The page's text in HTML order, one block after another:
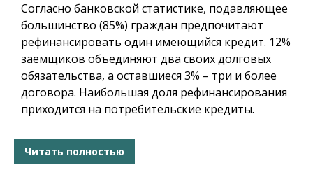
Согласно банковской статистике, подавляющее
большинство (85%) граждан предпочитают
рефинансировать один имеющийся кредит. 12%
заемщиков объединяют два своих долговых
обязательства, а оставшиеся 3% – три и более
договора. Наибольшая доля рефинансирования
приходится на потребительские кредиты.
Читать полностью